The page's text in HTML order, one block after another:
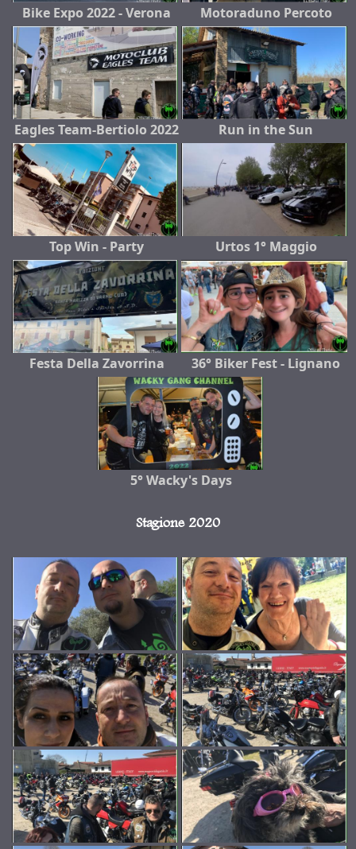
Bike Expo 2022 - Verona Motoraduno Percoto
Eagles Team-Bertiolo 2022 Run in the Sun
Top Win - Party Urtos 1° Maggio
Festa Della Zavorrina 36° Biker Fest - Lignano
5° Wacky's Days
Stagione 2020